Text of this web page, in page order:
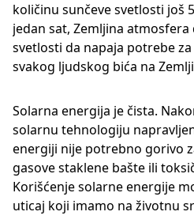
količinu sunčeve svetlosti još
jedan sat, Zemljina
svetlosti da napaja potrebe
svakog ljudskog bića na
Solarna energija je čista.
solarnu tehnologiju
energiji nije potrebno gorivo
gasove staklene bašte ili
Korišćenje solarne energije
uticaj koji imamo na životnu